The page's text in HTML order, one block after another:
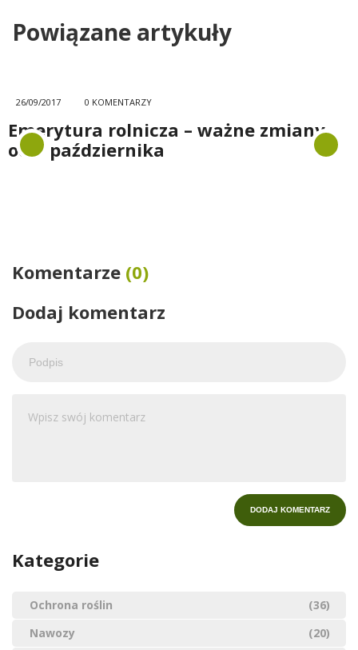
Powiązane artykuły
26/09/2017 0 KOMENTARZY
Emerytura rolnicza – ważne zmiany
od 1 października
Komentarze (0)
Dodaj komentarz
Kategorie
Ochrona roślin
(36)
Nawozy
(20)